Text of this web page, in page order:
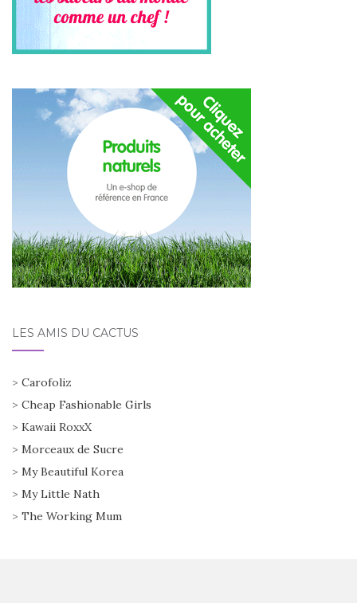
LES AMIS DU CACTUS
> Carofoliz
> Cheap Fashionable Girls
> Kawaii RoxxX
> Morceaux de Sucre
> My Beautiful Korea
> My Little Nath
> The Working Mum